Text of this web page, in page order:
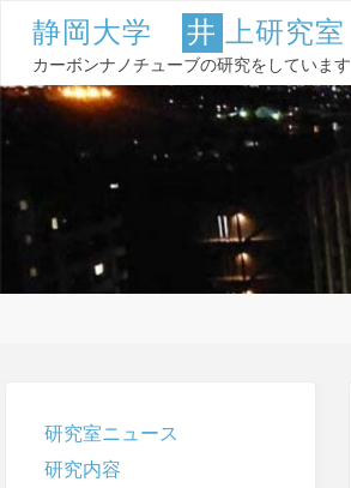
ン
へ
静岡 大学 井 上研究室
カーボンナノチューブの研究をしています
研究室ニュース
研究内容